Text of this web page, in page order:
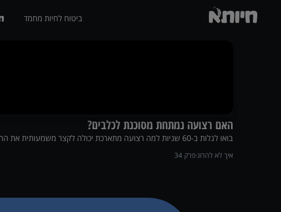
ביטוח לחיות מחמד
האם רצועה נמתחת מסוכנת לכלבים?
בואו לגלות ב-60 שניות למה רצועה מתארכת יכולה לקצר משמעותית את החיים של הכלב שלכם, ולמה גם לחופש שלו צריך לשים גבולות…
פרק 34 איך לא להרוג